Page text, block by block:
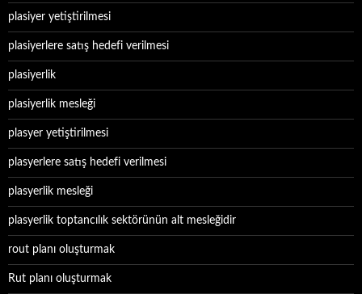
plasiyer yetiştirilmesi
plasiyerlere satış hedefi verilmesi
plasiyerlik
plasiyerlik mesleği
plasyer yetiştirilmesi
plasyerlere satış hedefi verilmesi
plasyerlik mesleği
plasyerlik toptancılık sektörünün alt mesleğidir
rout planı oluşturmak
Rut planı oluşturmak